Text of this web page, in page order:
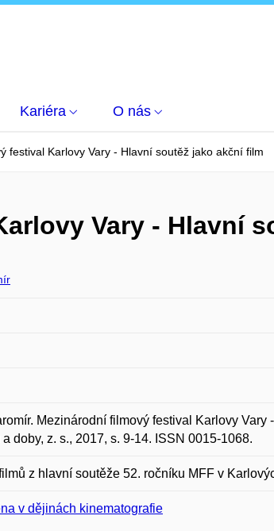
Kariéra O nás
festival Karlovy Vary - Hlavní soutěž jako akční film
Vary - Hlavní
Mezinárodní filmový festival Karlovy
doby, z. s., 2017, s. 9-14. ISSN 0015-1068.
z hlavní soutěže 52. ročníku MFF v
v dějinách kinematografie